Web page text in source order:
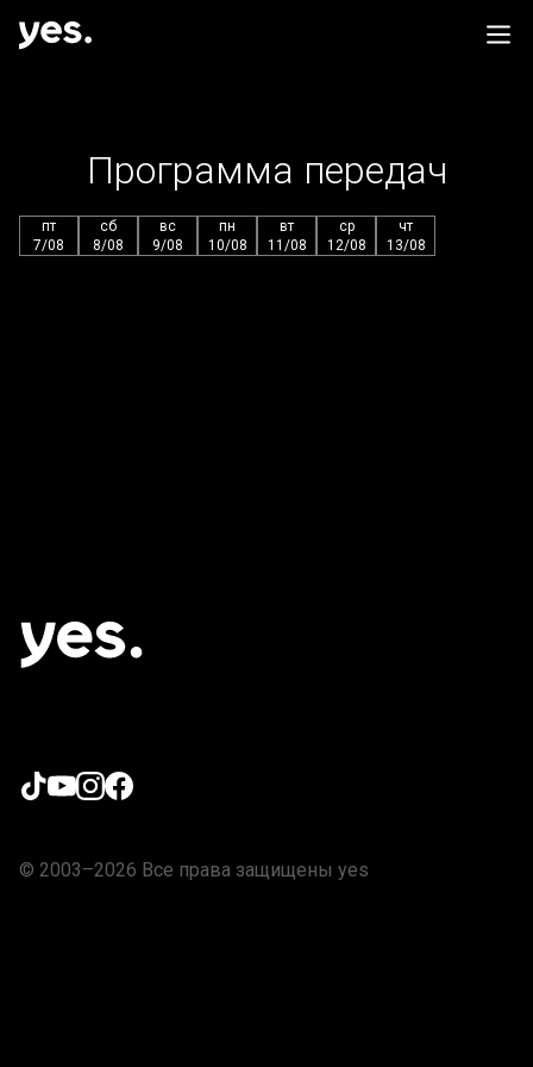
Программа передач
пт
7/08
сб
8/08
вс
9/08
пн
10/08
вт
11/08
ср
12/08
чт
13/08
© 2003–2026 Все права защищены yes